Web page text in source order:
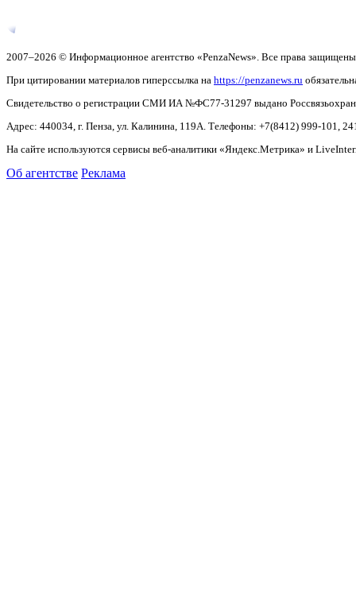
2007–2026 © Информационное агентство «PenzaNews». Все права
При цитировании материалов гиперссылка на https://penzanews.ru
Свидетельство о регистрации СМИ ИА №ФС77-31297 выдано
Адрес: 440034, г. Пенза, ул. Калинина, 119А. Телефоны: +7(8412) 999-101,
На сайте используются сервисы веб-аналитики «Яндекс.Метрика» и
Об агентстве Реклама